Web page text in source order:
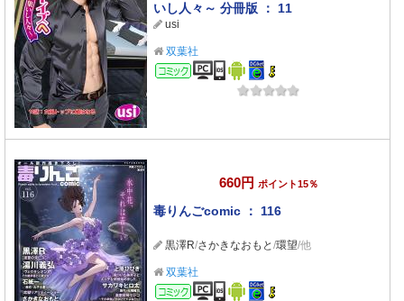
いし人々～ 分冊版 ： 11
usi
双葉社
コミック
660円 ポイント15％
毒りんごcomic ： 116
黒澤R/さかきなおもと /環望/他
双葉社
コミック